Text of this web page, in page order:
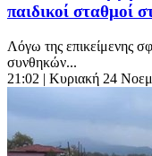
παιδικοί σταθμοί
Λόγω της επικείμενης
συνθηκών...
21:02 | Κυριακή 24